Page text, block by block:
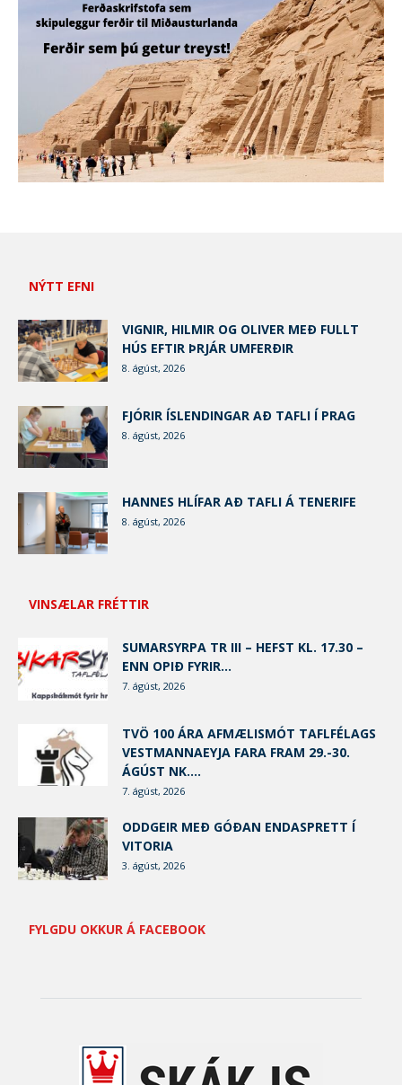
NÝTT EFNI
VIGNIR, HILMIR OG OLIVER MEÐ FULLT
HÚS EFTIR ÞRJÁR UMFERÐIR
8. ágúst, 2026
FJÓRIR ÍSLENDINGAR AÐ TAFLI Í PRAG
8. ágúst, 2026
HANNES HLÍFAR AÐ TAFLI Á TENERIFE
8. ágúst, 2026
VINSÆLAR FRÉTTIR
SUMARSYRPA TR III – HEFST KL. 17.30 –
ENN OPIÐ FYRIR...
7. ágúst, 2026
TVÖ 100 ÁRA AFMÆLISMÓT TAFLFÉLAGS
VESTMANNAEYJA FARA FRAM 29.-30.
ÁGÚST NK....
7. ágúst, 2026
ODDGEIR MEÐ GÓÐAN ENDASPRETT Í
VITORIA
3. ágúst, 2026
FYLGDU OKKUR Á FACEBOOK